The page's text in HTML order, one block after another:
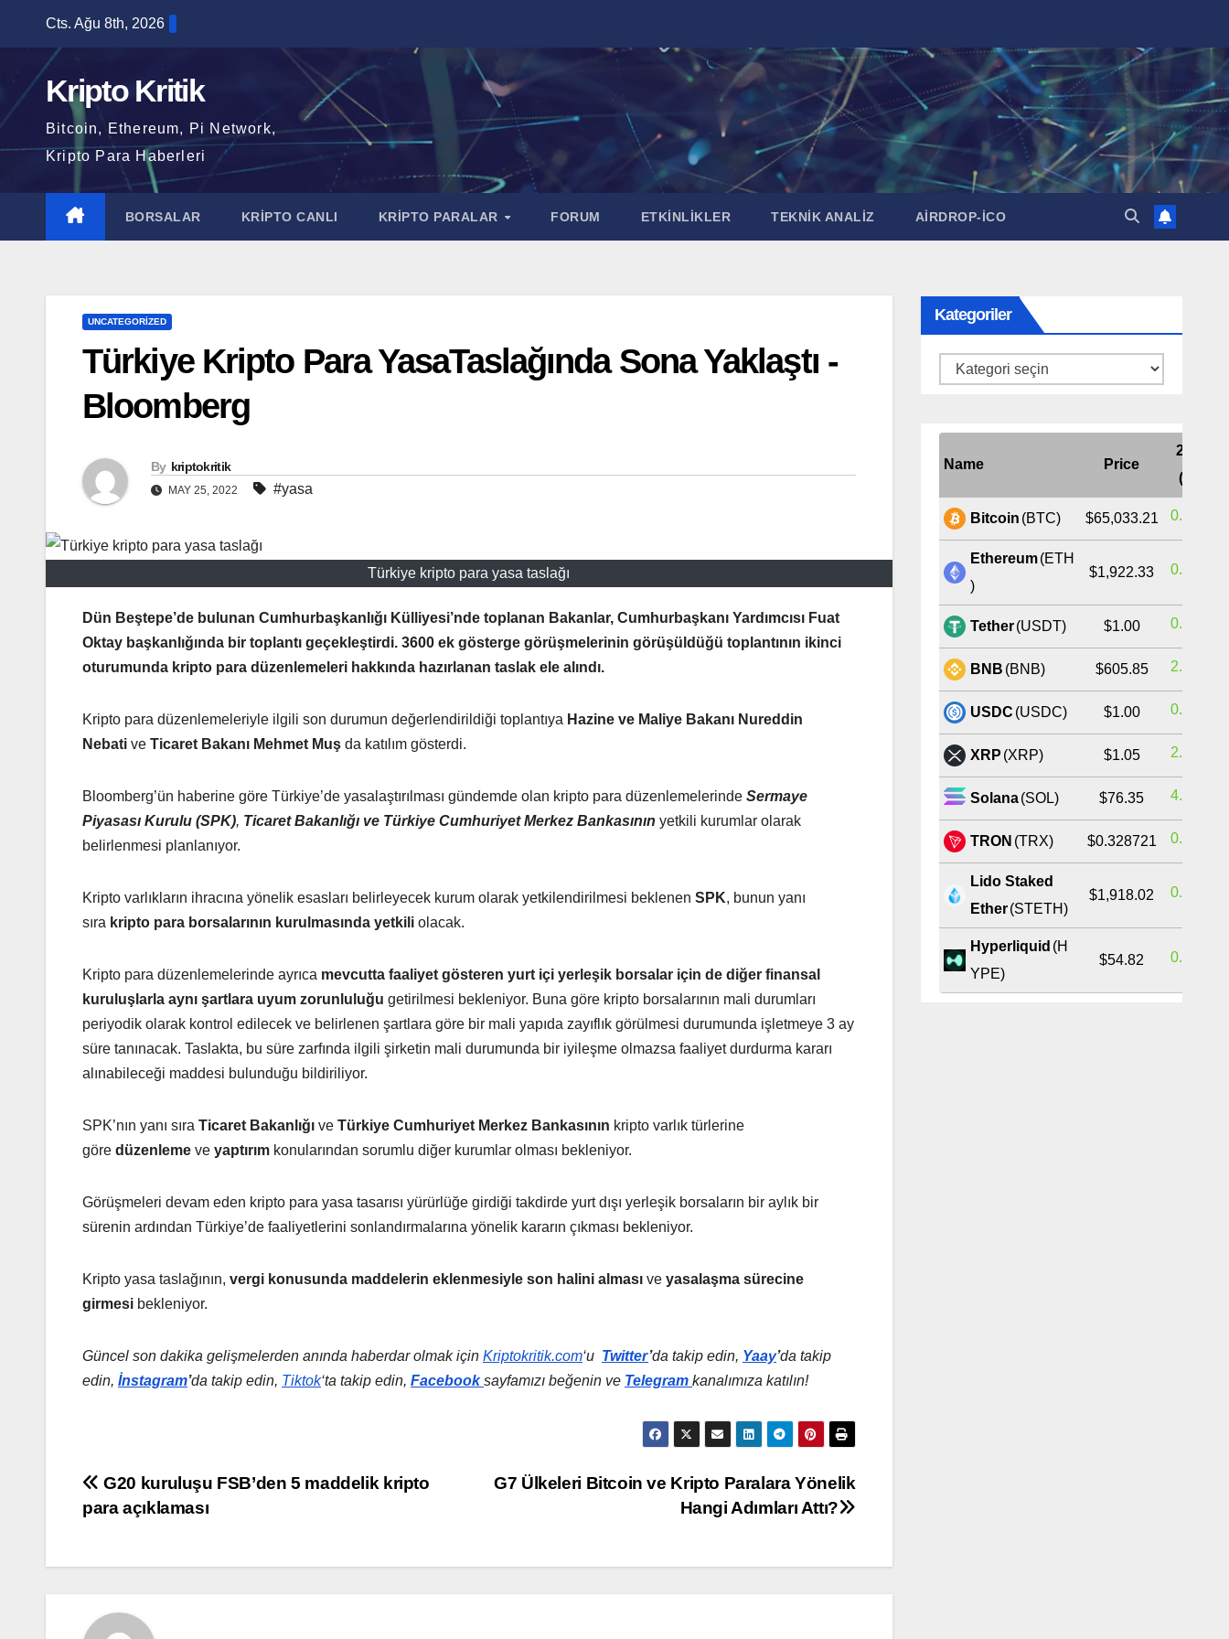
content
Cts. Ağu 8th, 2026
Kripto Kritik
Bitcoin, Ethereum, Pi Network,
Kripto Para Haberleri
BORSALAR KRİPTO CANLI KRİPTO PARALAR FORUM ETKİNLİKLER TEKNİK ANALİZ AİRDROP-İCO
UNCATEGORIZED
Türkiye Kripto Para YasaTaslağında Sona Yaklaştı -
Bloomberg
By kriptokritik
MAY 25, 2022 #yasa
Türkiye kripto para yasa taslağı
Dün Beştepe’de bulunan Cumhurbaşkanlığı Külliyesi’nde toplanan Bakanlar, Cumhurbaşkanı Yardımcısı Fuat
Oktay başkanlığında bir toplantı geçekleştirdi. 3600 ek gösterge görüşmelerinin görüşüldüğü toplantının ikinci
oturumunda kripto para düzenlemeleri hakkında hazırlanan taslak ele alındı.
Kripto para düzenlemeleriyle ilgili son durumun değerlendirildiği toplantıya Hazine ve Maliye Bakanı Nureddin
Nebati ve Ticaret Bakanı Mehmet Muş da katılım gösterdi.
Bloomberg’ün haberine göre Türkiye’de yasalaştırılması gündemde olan kripto para düzenlemelerinde Sermaye
Piyasası Kurulu (SPK), Ticaret Bakanlığı ve Türkiye Cumhuriyet Merkez Bankasının yetkili kurumlar olarak
belirlenmesi planlanıyor.
Kripto varlıkların ihracına yönelik esasları belirleyecek kurum olarak yetkilendirilmesi beklenen SPK, bunun yanı
sıra kripto para borsalarının kurulmasında yetkili olacak.
Kripto para düzenlemelerinde ayrıca mevcutta faaliyet gösteren yurt içi yerleşik borsalar için de diğer finansal
kuruluşlarla aynı şartlara uyum zorunluluğu getirilmesi bekleniyor. Buna göre kripto borsalarının mali durumları
periyodik olarak kontrol edilecek ve belirlenen şartlara göre bir mali yapıda zayıflık görülmesi durumunda işletmeye 3 ay
süre tanınacak. Taslakta, bu süre zarfında ilgili şirketin mali durumunda bir iyileşme olmazsa faaliyet durdurma kararı
alınabileceği maddesi bulunduğu bildiriliyor.
SPK’nın yanı sıra Ticaret Bakanlığı ve Türkiye Cumhuriyet Merkez Bankasının kripto varlık türlerine
göre düzenleme ve yaptırım konularından sorumlu diğer kurumlar olması bekleniyor.
Görüşmeleri devam eden kripto para yasa tasarısı yürürlüğe girdiği takdirde yurt dışı yerleşik borsaların bir aylık bir
sürenin ardından Türkiye’de faaliyetlerini sonlandırmalarına yönelik kararın çıkması bekleniyor.
Kripto yasa taslağının, vergi konusunda maddelerin eklenmesiyle son halini alması ve yasalaşma sürecine
girmesi bekleniyor.
Güncel son dakika gelişmelerden anında haberdar olmak için Kriptokritik.com‘u Twitter’da takip edin, Yaay’da takip
edin, İnstagram’da takip edin, Tiktok‘ta takip edin, Facebook sayfamızı beğenin ve Telegram kanalımıza katılın!
Yazı
gezinmesi
G7 Ülkeleri Bitcoin ve Kripto Paralara Yönelik
Hangi Adımları Attı?
G20 kuruluşu FSB’den 5 maddelik kripto
para açıklaması
Kategoriler
Kategoriler
Name Price
24H
(%)
Bitcoin (BTC) $65,033.21 0.51%
Ethereum (ETH
)
$1,922.33 0.76%
Tether (USDT) $1.00 0.00%
BNB (BNB) $605.85 2.37%
USDC (USDC) $1.00 0.00%
XRP (XRP) $1.05 2.96%
Solana (SOL) $76.35 4.04%
TRON (TRX) $0.328721 0.38%
Lido Staked
Ether (STETH)
$1,918.02 0.68%
Hyperliquid (H
YPE)
$54.82 0.39%